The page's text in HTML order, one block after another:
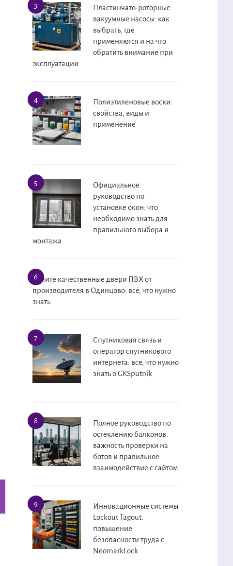
Пластинчато-роторные
вакуумные насосы: как
выбрать, где
применяются и на что
обратить внимание при
эксплуатации
Полиэтиленовые воски:
свойства, виды и
применение
Официальное
руководство по
установке окон: что
необходимо знать для
правильного выбора и
монтажа
Купите качественные двери ПВХ от
производителя в Одинцово: всё, что нужно
знать
Спутниковая связь и
оператор спутникового
интернета: все, что нужно
знать о GKSputnik
Полное руководство по
остеклению балконов:
важность проверки на
ботов и правильное
взаимодействие с сайтом
Инновационные системы
Lockout Tagout:
повышение
безопасности труда с
NeomarkLock